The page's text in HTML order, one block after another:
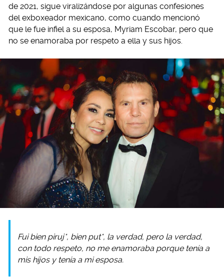
de 2021, sigue viralizándose por algunas confesiones
del exboxeador mexicano, como cuando mencionó
que le fue infiel a su esposa, Myriam Escobar, pero que
no se enamoraba por respeto a ella y sus hijos.
Fui bien piruj*, bien put*, la verdad, pero la verdad,
con todo respeto, no me enamoraba porque tenía a
mis hijos y tenía a mi esposa.